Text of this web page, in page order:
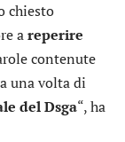
chiesto
areperire
contenute
una volta di
del Dsga“, ha